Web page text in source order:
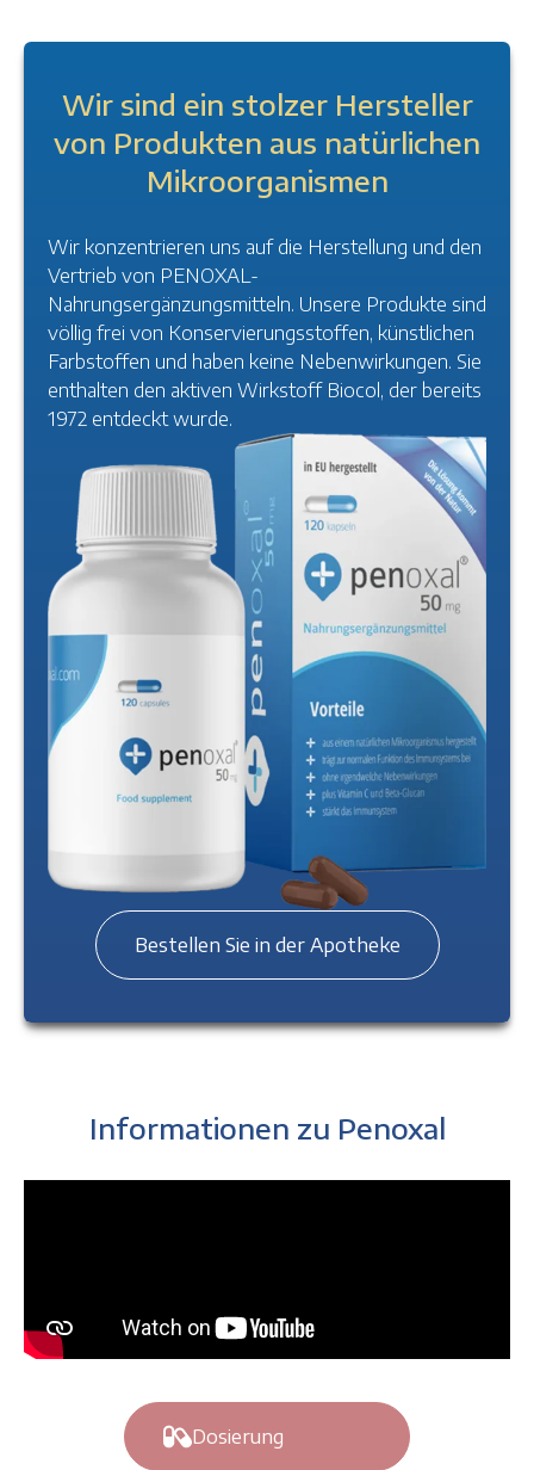
Wir sind ein stolzer Hersteller
von Produkten aus natürlichen
Mikroorganismen
Wir konzentrieren uns auf die Herstellung und den
Vertrieb von PENOXAL-
Nahrungsergänzungsmitteln. Unsere Produkte sind
völlig frei von Konservierungsstoffen, künstlichen
Farbstoffen und haben keine Nebenwirkungen. Sie
enthalten den aktiven Wirkstoff Biocol, der bereits
1972 entdeckt wurde.
Bestellen Sie in der Apotheke
Informationen zu Penoxal
Dosierung